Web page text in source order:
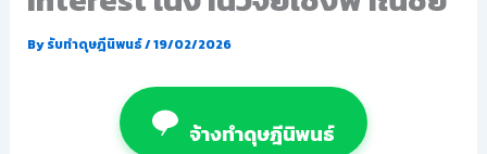
Byรับทำดุษฎีนิพนธ์/19/02/2026
จ้างทำดุษฎีนิพนธ์